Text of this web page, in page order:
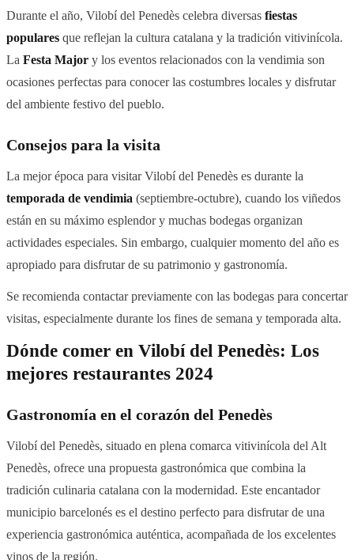
Durante el año, Vilobí del Penedès celebra diversas fiestas
populares que reflejan la cultura catalana y la tradición vitivinícola.
La Festa Major y los eventos relacionados con la vendimia son
ocasiones perfectas para conocer las costumbres locales y disfrutar
del ambiente festivo del pueblo.
Consejos para la visita
La mejor época para visitar Vilobí del Penedès es durante la
temporada de vendimia (septiembre-octubre), cuando los viñedos
están en su máximo esplendor y muchas bodegas organizan
actividades especiales. Sin embargo, cualquier momento del año es
apropiado para disfrutar de su patrimonio y gastronomía.
Se recomienda contactar previamente con las bodegas para concertar
visitas, especialmente durante los fines de semana y temporada alta.
Dónde comer en Vilobí del Penedès: Los
mejores restaurantes 2024
Gastronomía en el corazón del Penedès
Vilobí del Penedès, situado en plena comarca vitivinícola del Alt
Penedès, ofrece una propuesta gastronómica que combina la
tradición culinaria catalana con la modernidad. Este encantador
municipio barcelonés es el destino perfecto para disfrutar de una
experiencia gastronómica auténtica, acompañada de los excelentes
vinos de la región.